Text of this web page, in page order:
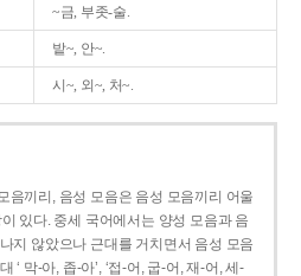
~금, 부좃-술.
밭~, 안~.
시~, 외~, 처~.
음끼리, 음성 모음은 음성 모음끼리 어울
있다. 중세 국어에서는 양성 모음과 음
지 않았으나 근대를 거치면서 음성 모음
‘ 막-아, 좁-아’, ‘접-어, 굽-어, 재-어, 세-